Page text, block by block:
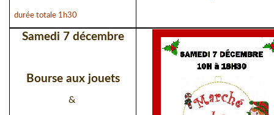
durée totale 1h30
Samedi 7 décembre
Bourse aux jouets
&